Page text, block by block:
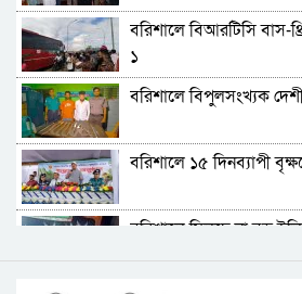
বঙ্গোপসাগরের এক
বরিশালে বাল্কহেডের
বিএমপির ২২তম
রায়হান মুহম্মদ সালেহ
বরিশাল থেকে যেন কোনো
বরিশালে বিআরটিসি বাস-
১
বরিশালে বিপুলসংখ্যক
বরিশালে ১৫ দিনব্যাপী
বরিশালে মিলছে না বড়